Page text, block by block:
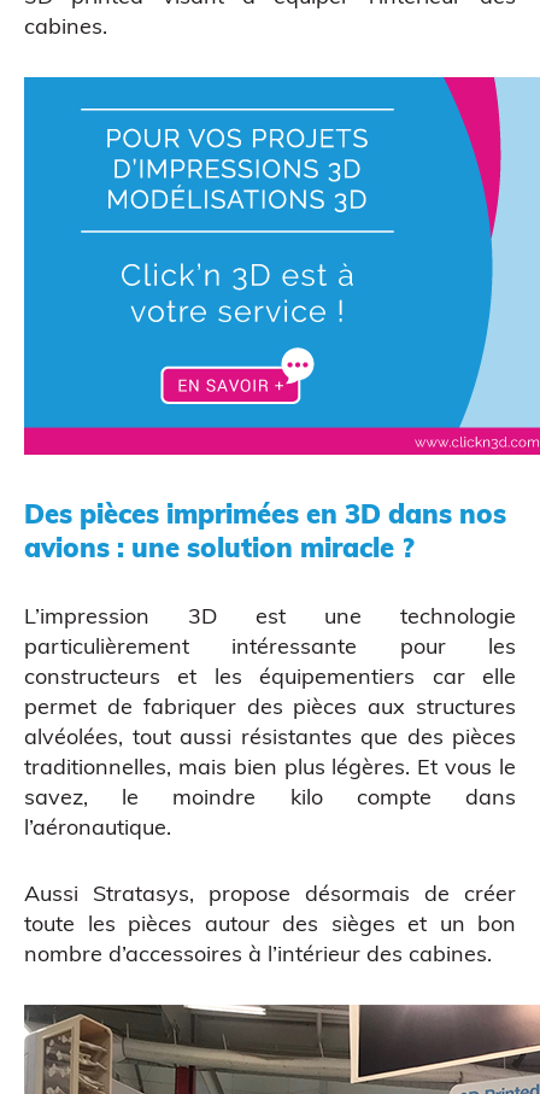
Scanner 3D
ATELIERS & ÉVÈNEMENTS
Figurine bobble head
cabines.
Des pièces imprimées en 3D dans nos
avions : une solution miracle ?
L’impression 3D est une technologie
particulièrement intéressante pour les
constructeurs et les équipementiers car elle
permet de fabriquer des pièces aux structures
alvéolées, tout aussi résistantes que des pièces
traditionnelles, mais bien plus légères. Et vous le
savez, le moindre kilo compte dans
l’aéronautique.
Aussi Stratasys, propose désormais de créer
toute les pièces autour des sièges et un bon
nombre d’accessoires à l’intérieur des cabines.